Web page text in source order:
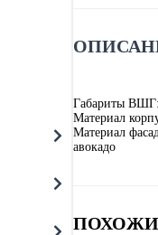
Габариты
Материал
Материал
авокадо